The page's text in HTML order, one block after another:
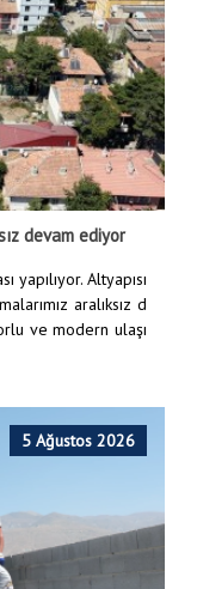
devam ediyor
yapılıyor. Altyapısı
aralıksız d
ve modern ulaşı
5 Ağustos 2026